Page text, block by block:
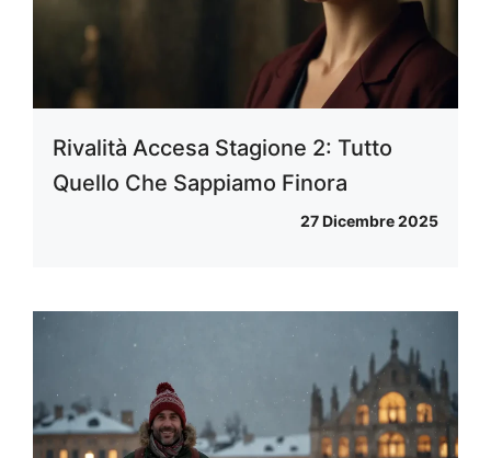
Rivalità Accesa Stagione 2: Tutto
Quello Che Sappiamo Finora
27 Dicembre 2025